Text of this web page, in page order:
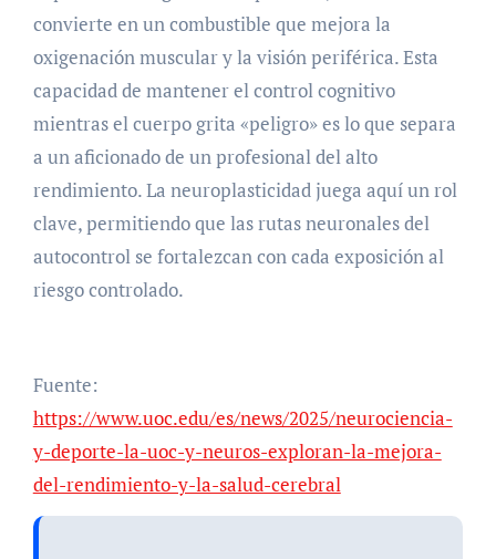
convierte en un combustible que mejora la
oxigenación muscular y la visión periférica. Esta
capacidad de mantener el control cognitivo
mientras el cuerpo grita «peligro» es lo que separa
a un aficionado de un profesional del alto
rendimiento. La neuroplasticidad juega aquí un rol
clave, permitiendo que las rutas neuronales del
autocontrol se fortalezcan con cada exposición al
riesgo controlado.
Fuente:
https://www.uoc.edu/es/news/2025/neurociencia-
y-deporte-la-uoc-y-neuros-exploran-la-mejora-
del-rendimiento-y-la-salud-cerebral